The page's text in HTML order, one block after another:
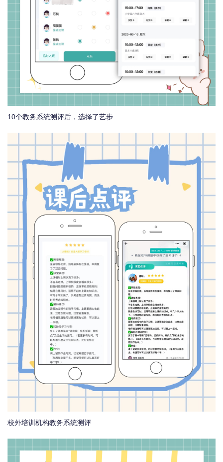
10个教务系统测评后，选择了艺步
校外培训机构教务系统测评